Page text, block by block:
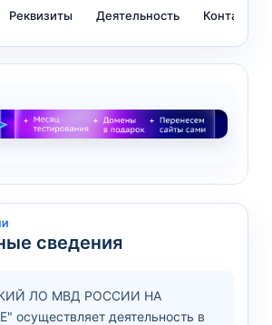
Реквизиты Деятельность Контакты
сведения
ЛО МВД РОССИИ НА
осуществляет деятельность в